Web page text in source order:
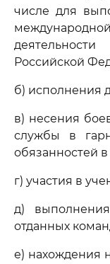
числе для
Российской
б) исполнения
в) несения
службы в
обязанностей в
г) участия в
д)
отданных
е) нахождения